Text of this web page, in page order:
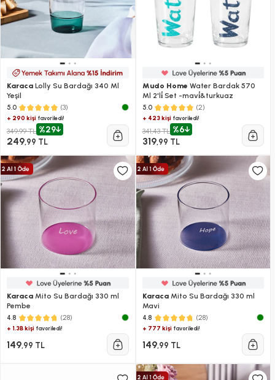
Karaca Lolly Su Bardağı 340 Ml
Yeşil
5.0 (3)
+ 290 kişi favoriledi!
349,99 TL %29
249,99 TL
Mudo Home Water Bardak 570
Ml 2'li̇ Set -mavi̇&turkuaz
5.0 (2)
+ 423 kişifavoriledi!
341,43 TL %6
319,99 TL
Karaca Mito Su Bardağı 330 ml
Pembe
4.8 (28)
+ 1.3B kişi favoriledi!
149,99 TL
KaracaMito Su Bardağı 330 ml
Mavi
4.8 (28)
+ 777 kişifavoriledi!
149,99 TL